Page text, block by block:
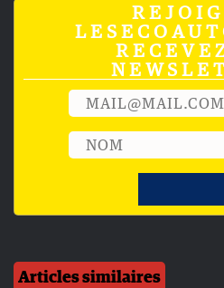
Articles similaires